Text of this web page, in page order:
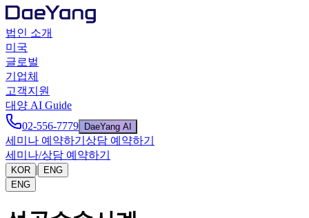
법인 소개
미국
글로벌
기업체
고객지원
대양 AI Guide
02-556-7779
DaeYang AI
세미나 예약하기 상담 예약하기
세미나/상담 예약하기
KOR |
ENG
ENG